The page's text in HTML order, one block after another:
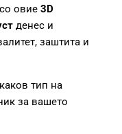
овие 3D
денес и
заштита и
тип на
за вашето